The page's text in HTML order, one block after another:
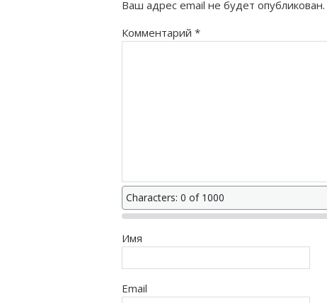
Ваш адрес email не будет опубликован.
Комментарий *
Characters: 0 of 1000
Имя
Email